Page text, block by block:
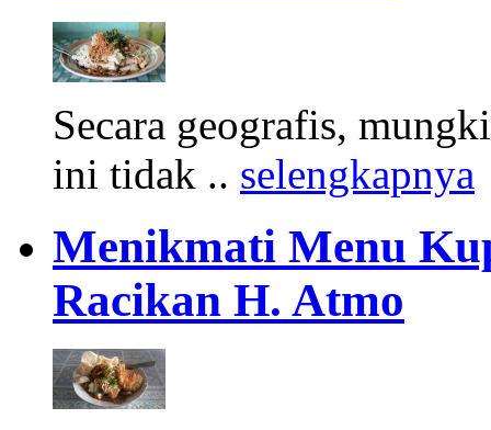
Secara geografis,
ini tidak .. selengkapnya
Menikmati Menu
Racikan H. Atmo